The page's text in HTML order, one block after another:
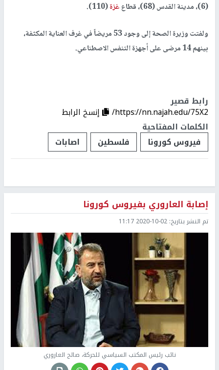
(6)، مدينة القدس (68)، قطاع
غزة(110).
ولفتت وزيرة الصحة إلى وجود 53 مريضاً في غرف العناية المكثفة،
بينهم 14 مرضى على أجهزة التنفس الاصطناعي.
رابط قصير
https://nn.najah.edu/75X2/
إنسخ الرابط
الكلمات المفتاحية
فيروس كورونا
فلسطين اصابات
إصابة العاروري بفيروس كورونا
تم النشر بتاريخ: 2020-10-02 11:17
نائب رئيس المكتب السياسي للحركة، صالح العاروري